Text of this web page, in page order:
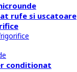
rufe si uscatoare
conditionat